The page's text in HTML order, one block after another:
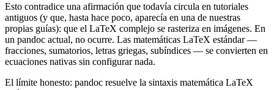
Esto contradice una afirmación que todavía circula en tutoriales
antiguos (y que, hasta hace poco, aparecía en una de nuestras
propias guías): que el LaTeX complejo se rasteriza en imágenes. En
un pandoc actual, no ocurre. Las matemáticas LaTeX estándar —
fracciones, sumatorios, letras griegas, subíndices — se convierten en
ecuaciones nativas sin configurar nada.
El límite honesto: pandoc resuelve la sintaxis matemática LaTeX